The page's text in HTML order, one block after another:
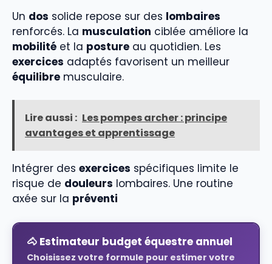
Un dos solide repose sur des lombaires
renforcés. La musculation ciblée améliore la
mobilité et la posture au quotidien. Les
exercices adaptés favorisent un meilleur
équilibre musculaire.
Lire aussi : Les pompes archer : principe
avantages et apprentissage
Intégrer des exercices spécifiques limite le
risque de douleurs lombaires. Une routine
axée sur la préventi
🐴 Estimateur budget équestre annuel
Choisissez votre formule pour estimer votre